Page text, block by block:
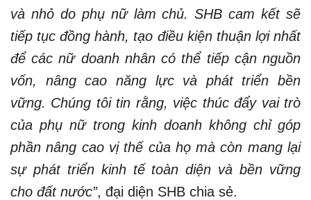
và nhỏ do phụ nữ làm chủ. SHB cam kết sẽ
tiếp tục đồng hành, tạo điều kiện thuận lợi nhất
để các nữ doanh nhân có thể tiếp cận nguồn
vốn, nâng cao năng lực và phát triển bền
vững. Chúng tôi tin rằng, việc thúc đẩy vai trò
của phụ nữ trong kinh doanh không chỉ góp
phần nâng cao vị thế của họ mà còn mang lại
sự phát triển kinh tế toàn diện và bền vững
cho đất nước”, đại diện SHB chia sẻ.